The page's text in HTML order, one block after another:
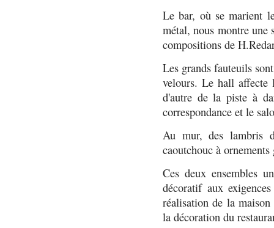
Le bar, où se marient
métal, nous montre une
compositions de
Les grands fauteuils
velours. Le hall
d'autre de la piste à
correspondance et le
Au mur, des lambris
caoutchouc à
Ces deux ensembles
décoratif aux
réalisation de la
la décoration du